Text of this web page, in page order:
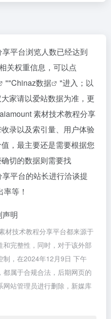
平台浏览人数已经达到
关权重信息，可以点
""Chinaz数据
"进入；以
家请以爱站数据为准，更
素材技术教程分享
录以及索引量、用户体验
，最主要还是需要根据您
切的数据则需要找
平台的站长进行洽谈提
等！
声明
材技术教程分享平台都来源于
完整性，同时，对于该外部
制，在2024年12月9日 下午
属于合规合法，后期网页的
站管理员进行删除，新媒库